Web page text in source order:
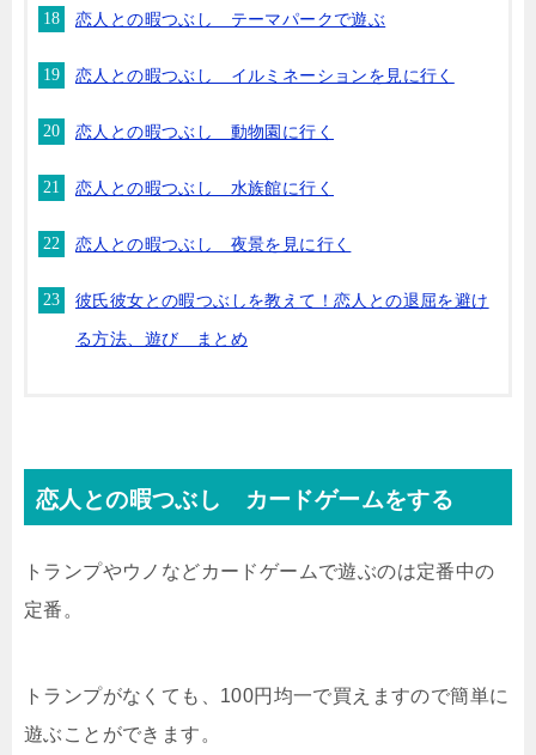
恋人との暇つぶし テーマパークで遊ぶ
恋人との暇つぶし イルミネーションを見に行く
恋人との暇つぶし 動物園に行く
恋人との暇つぶし 水族館に行く
恋人との暇つぶし 夜景を見に行く
彼氏彼女との暇つぶしを教えて！恋人との退屈を避け
る方法、遊び まとめ
恋人との暇つぶし カードゲームをする
トランプやウノなどカードゲームで遊ぶのは定番中の
定番。
トランプがなくても、100円均一で買えますので簡単に
遊ぶことができます。